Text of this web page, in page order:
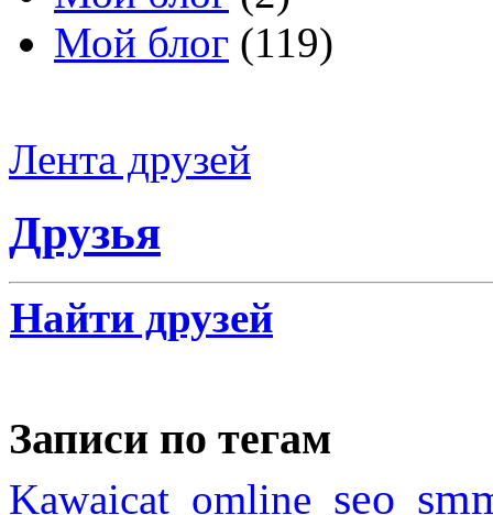
Мой блог (119)
Лента друзей
Друзья
Найти друзей
Записи по тегам
Kawaicat omline seo